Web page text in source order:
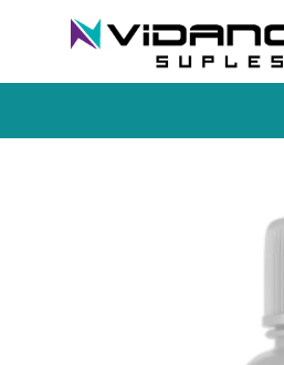
Productos Vidanova® Suples